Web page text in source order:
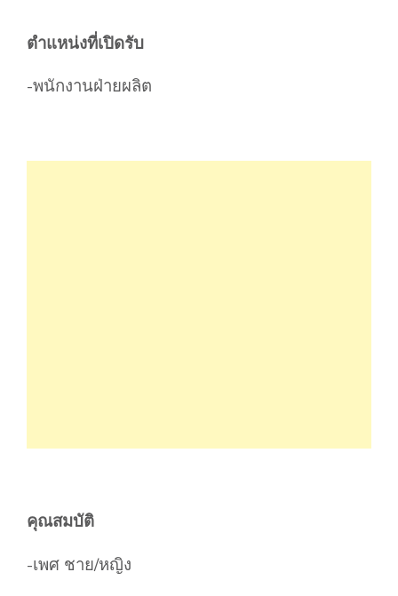
ตำแหน่งที่เปิดรับ
-พนักงานฝ่ายผลิต
คุณสมบัติ
-เพศ ชาย/หญิง